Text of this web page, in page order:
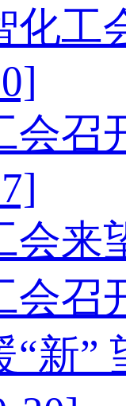
化工
会召
会来
会召
“新”